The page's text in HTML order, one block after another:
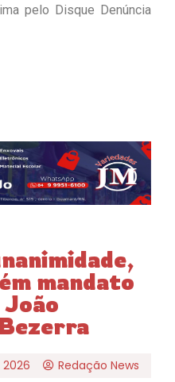
pelo Disque Denúncia
mandato
Redação News